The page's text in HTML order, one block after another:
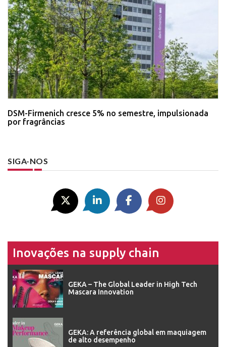
DSM-Firmenich cresce 5% no semestre, impulsionada
por fragrâncias
SIGA-NOS
Inovações na supply chain
GEKA – The Global Leader in High Tech
Mascara Innovation
GEKA: A referência global em maquiagem
de alto desempenho